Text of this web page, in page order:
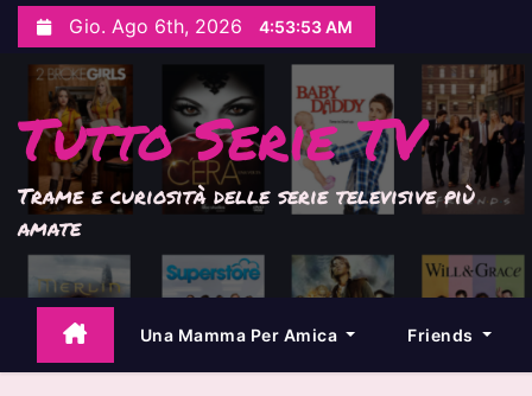
Gio. Ago 6th, 2026 4:53:54 AM
Tutto Serie TV
Trame e curiosità delle serie televisive più
amate
Una Mamma Per Amica Friends